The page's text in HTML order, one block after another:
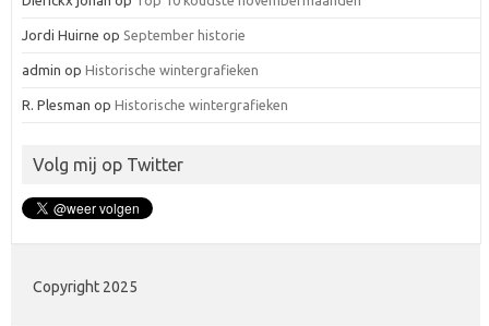
Jordi Huirne op September historie
admin op Historische wintergrafieken
R. Plesman op Historische wintergrafieken
Volg mij op Twitter
Copyright 2025